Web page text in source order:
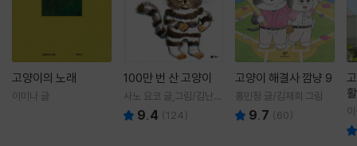
고양이의 노래
이미나 글
100만 번 산 고양이
사노 요코 글,그림/김난주
역 9.4 (124)
고양이 해결사 깜냥 9
홍민정 글/김재희 그림
9.7 (60)